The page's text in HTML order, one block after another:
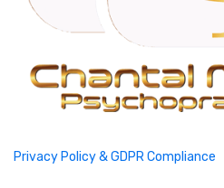
Privacy Policy & GDPR Compliance